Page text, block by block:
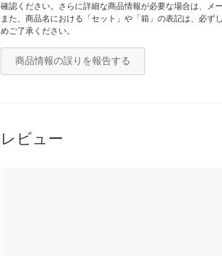
確認ください。さらに詳細な商品情報が必要な場合は、メ
また、商品名における「セット」や「箱」の表記は、必
めご了承ください。
商品情報の誤りを報告する
レビュー